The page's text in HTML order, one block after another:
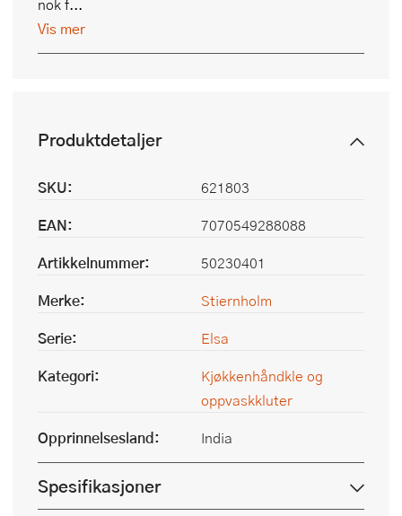
nok f...
Vis mer
Produktdetaljer
SKU:
621803
EAN:
7070549288088
Artikkelnummer:
50230401
Merke:
Stiernholm
Serie:
Elsa
Kategori:
Kjøkkenhåndkle og
oppvaskkluter
Opprinnelsesland:
India
Spesifikasjoner